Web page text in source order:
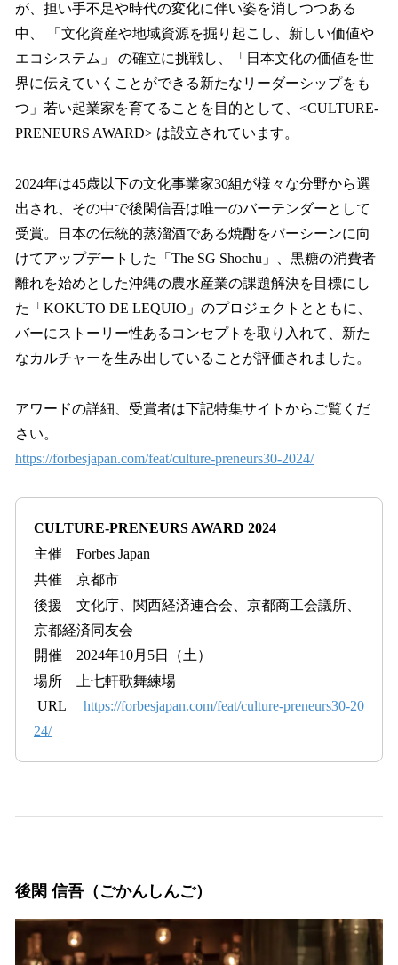
が、担い手不足や時代の変化に伴い姿を消しつつある
中、 「文化資産や地域資源を掘り起こし、新しい価値や
エコシステム」 の確立に挑戦し、「日本文化の価値を世
界に伝えていくことができる新たなリーダーシップをも
つ」若い起業家を育てることを目的として、<CULTURE-
PRENEURS AWARD> は設立されています。
2024年は45歳以下の文化事業家30組が様々な分野から選
出され、その中で後閑信吾は唯一のバーテンダーとして
受賞。日本の伝統的蒸溜酒である焼酎をバーシーンに向
けてアップデートした「The SG Shochu」、黒糖の消費者
離れを始めとした沖縄の農水産業の課題解決を目標にし
た「KOKUTO DE LEQUIO」のプロジェクトとともに、
バーにストーリー性あるコンセプトを取り入れて、新た
なカルチャーを生み出していることが評価されました。
アワードの詳細、受賞者は下記特集サイトからご覧くだ
さい。
https://forbesjapan.com/feat/culture-preneurs30-2024/
CULTURE-PRENEURS AWARD 2024
主催 Forbes Japan
共催 京都市
後援 文化庁、関西経済連合会、京都商工会議所、
京都経済同友会
開催 2024年10月5日（土）
場所 上七軒歌舞練場
URL https://forbesjapan.com/feat/culture-preneurs30-20
24/
後閑 信吾（ごかんしんご）